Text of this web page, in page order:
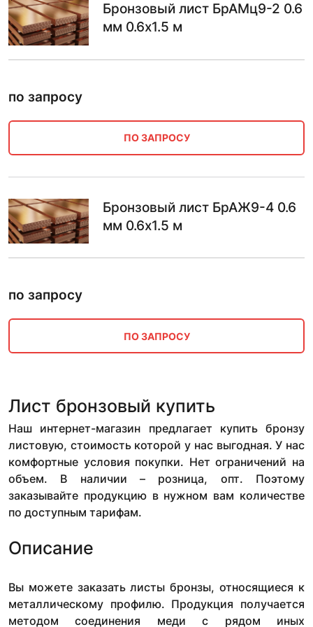
Бронзовый лист БрАМц9-2 0.6
мм 0.6х1.5 м
по запросу
ПО ЗАПРОСУ
Бронзовый лист БрАЖ9-4 0.6
мм 0.6х1.5 м
по запросу
ПО ЗАПРОСУ
Лист бронзовый купить
Наш интернет-магазин предлагает купить бронзу
листовую, стоимость которой у нас выгодная. У нас
комфортные условия покупки. Нет ограничений на
объем. В наличии – розница, опт. Поэтому
заказывайте продукцию в нужном вам количестве
по доступным тарифам.
Описание
Вы можете заказать листы бронзы, относящиеся к
металлическому профилю. Продукция получается
методом соединения меди с рядом иных